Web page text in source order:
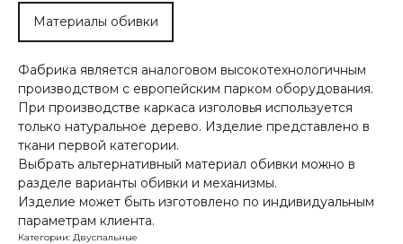
Материалы обивки
Фабрика является аналоговом высокотехнологичным
производством с европейским парком оборудования.
При производстве каркаса изголовья используется
только натуральное дерево. Изделие представлено в
ткани первой категории.
Выбрать альтернативный материал обивки можно в
разделе варианты обивки и механизмы.
Изделие может быть изготовлено по индивидуальным
параметрам клиента.
Категории: Двуспальные